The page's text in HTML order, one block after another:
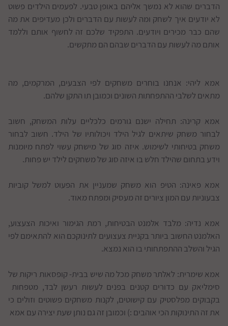
הדברים שהוא לא נמשך אליהם באופן טבעי. לפעמים הילדים פשוט
לא יודעים איך לשחק ומה לעשות עם הדברים ולכן מעדיפים את מה
שהם כבר מכירים ויודעים. התפקיד שלכם זה לחשוף אותם וללמד
אותם מה לעשות עם הדברים שבהם הם מתקשים.
אמא ליהי: אנחנו בוחרים משחקים לפי הצבעים, המרקמים, מה
מתאים לשלבי ההתפחתות השונים וכמובן תו התקן שלהם.
אמא קרינה: תחילה ישנם גורמים כלכליים עלות המשחק, חשוב
לבחור משחק שיתאים לגיל הילד ויכולותיו של הילד. חשוב לבחור
משחק בטיחותי לשימוש. איזה סוג של מישחק עשוי לפתח מיומנות
וידע בתחום שהילד חלש בו איזה סוג של משחקים לילד יש פחות.
אמא פאינה: הטיפ הוא משחק שמעניין את הפעוט למשל קוביות
צבעוניות עם המון ציורים זה מעסיק ומפתח מאוד.
אמא נדיה: מלבד אלמנט הבטיחות, רמת הגימור ואיכות הצעצוע,
האלמנט החשוב ביותר בקניית צעצועים לתינוקכם הוא להתאימם לפי
הגיל והשלב ההתפתחותי בו הוא נמצא.
אמא שימרית: לאלתר משחק מכל מה שיש בבית- קופסאות ריקות של
סימליאק עם כדורים קטנים בפנים לעשות רעשן לבד, מטפחות
בקבוקים מפלסטיק עם קישוטים, לקנות משחקים פשוטים וזולים כי
את זה התינוקות הכי אוהבים :) וכמובן זה גם נותן שעת יצירה עם אמא